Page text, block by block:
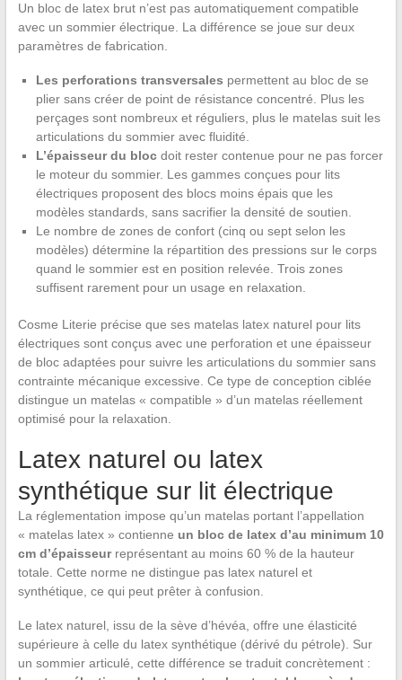
Un bloc de latex brut n’est pas automatiquement compatible
avec un sommier électrique. La différence se joue sur deux
paramètres de fabrication.
Les perforations transversales permettent au bloc de se
plier sans créer de point de résistance concentré. Plus les
perçages sont nombreux et réguliers, plus le matelas suit les
articulations du sommier avec fluidité.
L’épaisseur du blocdoit rester contenue pour ne pas forcer
le moteur du sommier. Les gammes conçues pour lits
électriques proposent des blocs moins épais que les
modèles standards, sans sacrifier la densité de soutien.
Le nombre de zones de confort (cinq ou sept selon les
modèles) détermine la répartition des pressions sur le corps
quand le sommier est en position relevée. Trois zones
suffisent rarement pour un usage en relaxation.
Cosme Literie précise que ses matelas latex naturel pour lits
électriques sont conçus avec une perforation et une épaisseur
de bloc adaptées pour suivre les articulations du sommier sans
contrainte mécanique excessive. Ce type de conception ciblée
distingue un matelas « compatible » d’un matelas réellement
optimisé pour la relaxation.
Latex naturel ou latex
synthétique sur lit électrique
La réglementation impose qu’un matelas portant l’appellation
« matelas latex » contienne un bloc de latex d’au minimum 10
cm d’épaisseurreprésentant au moins 60 % de la hauteur
totale. Cette norme ne distingue pas latex naturel et
synthétique, ce qui peut prêter à confusion.
Le latex naturel, issu de la sève d’hévéa, offre une élasticité
supérieure à celle du latex synthétique (dérivé du pétrole). Sur
un sommier articulé, cette différence se traduit concrètement :